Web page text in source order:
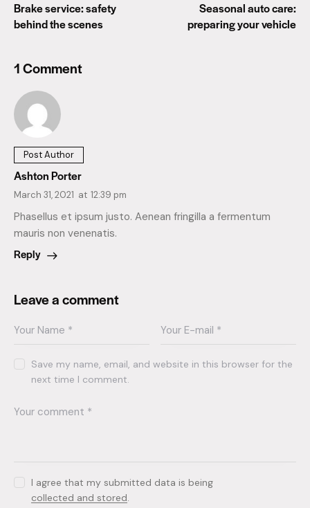
Brake service: safety
behind the scenes
Seasonal auto care:
preparing your vehicle
1 Comment
Post Author
Ashton Porter
March 31, 2021 at 12:39 pm
Phasellus et ipsum justo. Aenean fringilla a fermentum
mauris non venenatis.
Reply
Leave a comment
Save my name, email, and website in this browser for the
next time I comment.
I agree that my submitted data is being
collected and stored.